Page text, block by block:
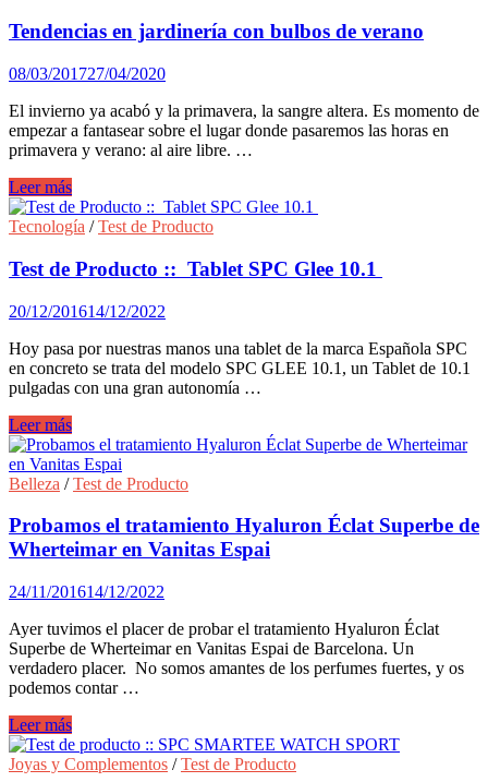
Tendencias en jardinería con bulbos de verano
08/03/201727/04/2020
El invierno ya acabó y la primavera, la sangre altera. Es momento de
empezar a fantasear sobre el lugar donde pasaremos las horas en
primavera y verano: al aire libre. …
Tendencias
en
jardinería
bulbos
de
verano
Leer más
Tecnología /Test de Producto
Test de Producto :: Tablet SPC Glee 10.1
20/12/201614/12/2022
Hoy pasa por nuestras manos una tablet de la marca Española SPC
en concreto se trata del modelo SPC GLEE 10.1, un Tablet de 10.1
pulgadas con una gran autonomía …
Test
de
Producto
::
SPC
Glee
10.1
Leer más
Belleza /Test de Producto
Probamos el tratamiento Hyaluron Éclat Superbe de
Wherteimar en Vanitas Espai
24/11/201614/12/2022
Ayer tuvimos el placer de probar el tratamiento Hyaluron Éclat
Superbe de Wherteimar en Vanitas Espai de Barcelona. Un
verdadero placer. No somos amantes de los perfumes fuertes, y os
podemos contar …
Probamos
el
tratamiento
Leer más
Joyas y Complementos /Test de Producto